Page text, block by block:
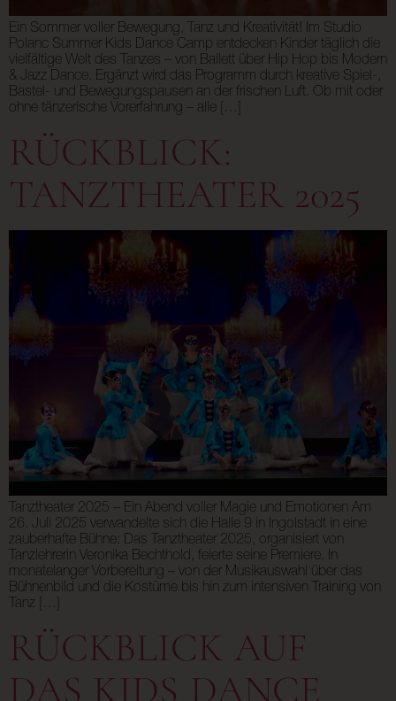
Ein Sommer voller Bewegung, Tanz und Kreativität! Im Studio
Polanc Summer Kids Dance Camp entdecken Kinder täglich die
vielfältige Welt des Tanzes – von Ballett über Hip Hop bis Modern
& Jazz Dance. Ergänzt wird das Programm durch kreative Spiel-,
Bastel- und Bewegungspausen an der frischen Luft. Ob mit oder
ohne tänzerische Vorerfahrung – alle […]
RÜCKBLICK:
TANZTHEATER 2025
Tanztheater 2025 – Ein Abend voller Magie und Emotionen Am
26. Juli 2025 verwandelte sich die Halle 9 in Ingolstadt in eine
zauberhafte Bühne: Das Tanztheater 2025, organisiert von
Tanzlehrerin Veronika Bechthold, feierte seine Premiere. In
monatelanger Vorbereitung – von der Musikauswahl über das
Bühnenbild und die Kostüme bis hin zum intensiven Training von
Tanz […]
RÜCKBLICK AUF
DAS KIDS DANCE